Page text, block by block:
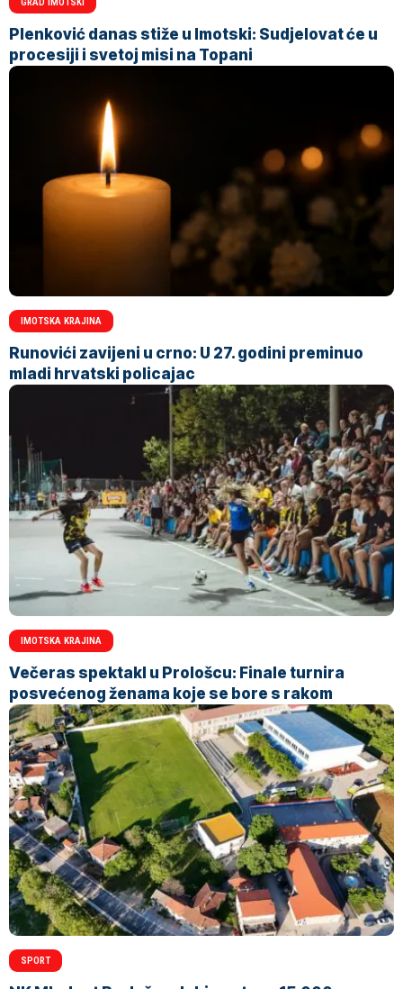
Plenković danas stiže u Imotski: Sudjelovat će u
procesiji i svetoj misi na Topani
IMOTSKA KRAJINA
Runovići zavijeni u crno: U 27. godini preminuo
mladi hrvatski policajac
IMOTSKA KRAJINA
Večeras spektakl u Prološcu: Finale turnira
posvećenog ženama koje se bore s rakom
SPORT